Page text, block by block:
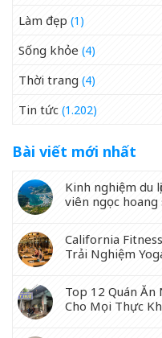
Làm đẹp (1)
Sống khỏe (4)
Thời trang (4)
Tin tức (1.202)
Bài viết mới nhất
Kinh nghiệm du
viên ngọc hoang
California
Trải Nghiệm
Top 12 Quán
Cho Mọi Thực